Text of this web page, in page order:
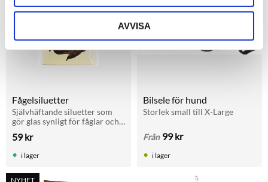
AVVISA
Fågelsiluetter
Självhäftande siluetter som
gör glas synligt för fåglar och
beständiga och vädertåliga.
59kr
i lager
Bilsele för hund
Storlek small till X-Large
Från 99kr
i lager
NYHET